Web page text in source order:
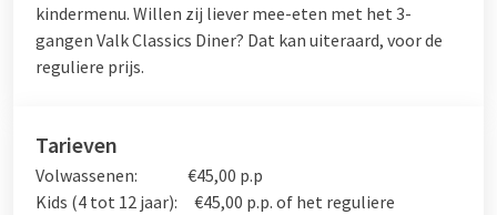
kindermenu. Willen zij liever mee-eten met het 3-
gangen Valk Classics Diner? Dat kan uiteraard, voor de
reguliere prijs.
Tarieven
Volwassenen: €45,00 p.p
Kids (4 tot 12 jaar): €45,00 p.p. of het reguliere